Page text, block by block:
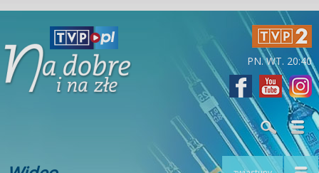
PN. WT. 20:40